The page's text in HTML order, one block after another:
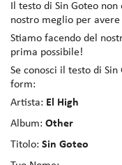
Il testo di Sin Goteo non
nostro meglio per
Stiamo facendo del
prima possibile!
Se conosci il testo di
form:
Artista: El High
Album: Other
Titolo: Sin Goteo